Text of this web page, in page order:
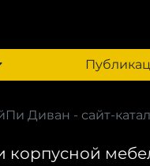
Диван - сайт-
корпусной